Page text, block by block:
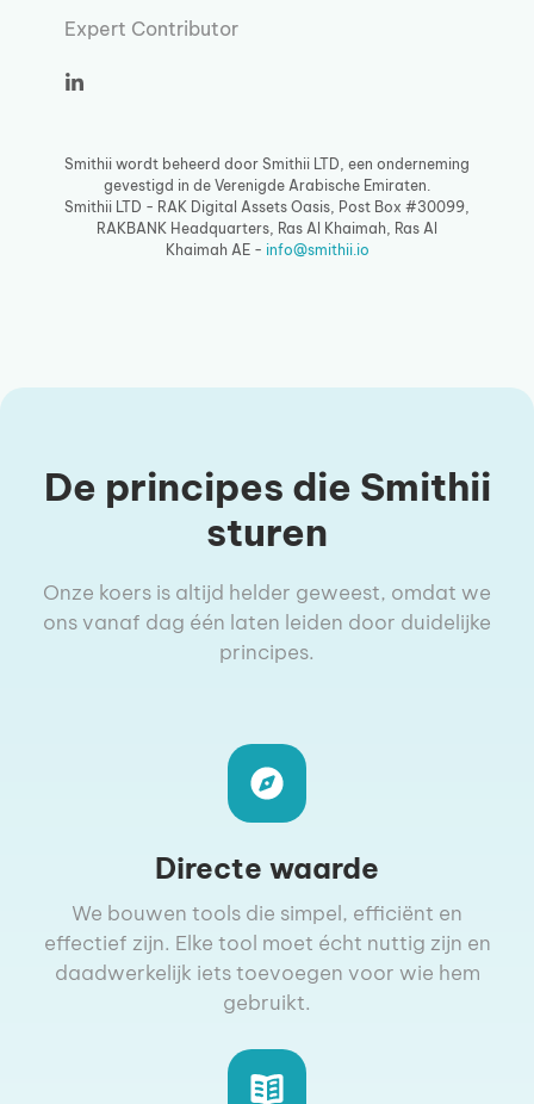
Expert Contributor
Smithii wordt beheerd door Smithii LTD, een onderneming
gevestigd in de Verenigde Arabische Emiraten.
Smithii LTD - RAK Digital Assets Oasis, Post Box #30099,
RAKBANK Headquarters, Ras Al Khaimah, Ras Al
Khaimah AE - info@smithii.io
De principes die Smithii
sturen
Onze koers is altijd helder geweest, omdat we
ons vanaf dag één laten leiden door duidelijke
principes.
Directe waarde
We bouwen tools die simpel, efficiënt en
effectief zijn. Elke tool moet écht nuttig zijn en
daadwerkelijk iets toevoegen voor wie hem
gebruikt.